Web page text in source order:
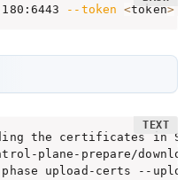
--token <token> --
the certificates in
plane-prepare/
upload-certs --